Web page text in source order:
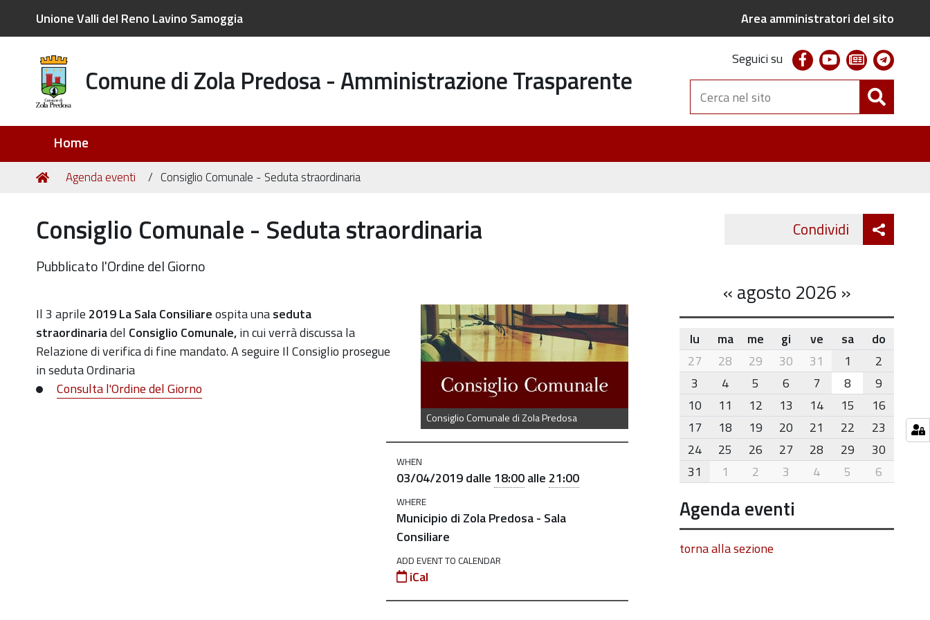
Unione Valli del Reno Lavino Samoggia Area amministratori del sito
Comune di Zola Predosa - Amministrazione Trasparente
Seguici su facebookyoutubenewsletter
Cerca
nel
sito
Home
Tu
Home
Agenda eventi Consiglio Comunale - Seduta straordinaria
Consiglio Comunale - Seduta straordinaria
Pubblicato l'Ordine del Giorno
Consiglio Comunale di Zola Predosa
https://old.comune.zolapredosa.bo.it/events/consiglio-
comunale-
seduta-
3-
aprile-
WHEN
03/04/2019dalle 18:00alle 21:00
WHERE
Municipio di Zola Predosa - Sala
Consiliare
ADD EVENT TO CALENDAR
iCal
Il 3 aprile 2019 La Sala Consiliareospita unaseduta
straordinariadel Consiglio Comunale,in cui verrà discussa la
Relazione di verifica di fine mandato. A seguire Il Consiglio prosegue
in seduta Ordinaria
Consulta l'Ordine del Giorno
Condividi Twitter
«agosto 2026 »
month-
8
lu ma me gi ve sa
do
27
28 29 30 31 1
2
3
4 5 6 7 8
9
10
11 12 13 14 15
16
17
18 19 20 21 22
23
24
25 26 27 28 29
30
31
1 2 3 4 5 6
Agenda eventi
torna alla sezione